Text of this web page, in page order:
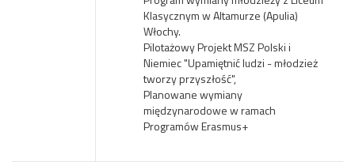
Klasycznym w Altamurze (Apulia)
Włochy.
Pilotażowy Projekt MSZ Polski i
Niemiec "Upamiętnić ludzi - młodzież
tworzy przyszłość",
Planowane wymiany
międzynarodowe w ramach
Programów Erasmus+